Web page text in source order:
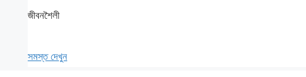
জীবনশৈলী
সমস্ত দেখুন